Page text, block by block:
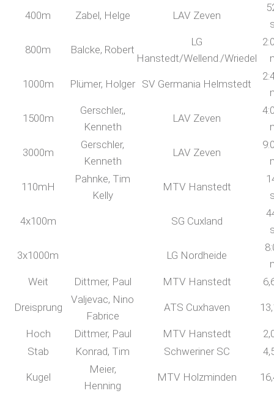
400m Zabel, Helge LAV Zeven
800m Balcke, Robert
LG
Hanstedt/Wellend./Wriedel
1000m Plümer, Holger SV Germania Helmstedt
1500m
Gerschler,,
Kenneth
LAV Zeven
3000m
Gerschler,
Kenneth
LAV Zeven
110mH
Pahnke, Tim
Kelly
MTV Hanstedt
4x100m SG Cuxland
3x1000m LG Nordheide
Weit
Dittmer, Paul MTV Hanstedt
Dreisprung
Valjevac, Nino
Fabrice
ATS Cuxhaven
Hoch Dittmer, Paul MTV Hanstedt
Stab
Konrad, Tim Schweriner SC
Kugel
Meier,
Henning
MTV Holzminden